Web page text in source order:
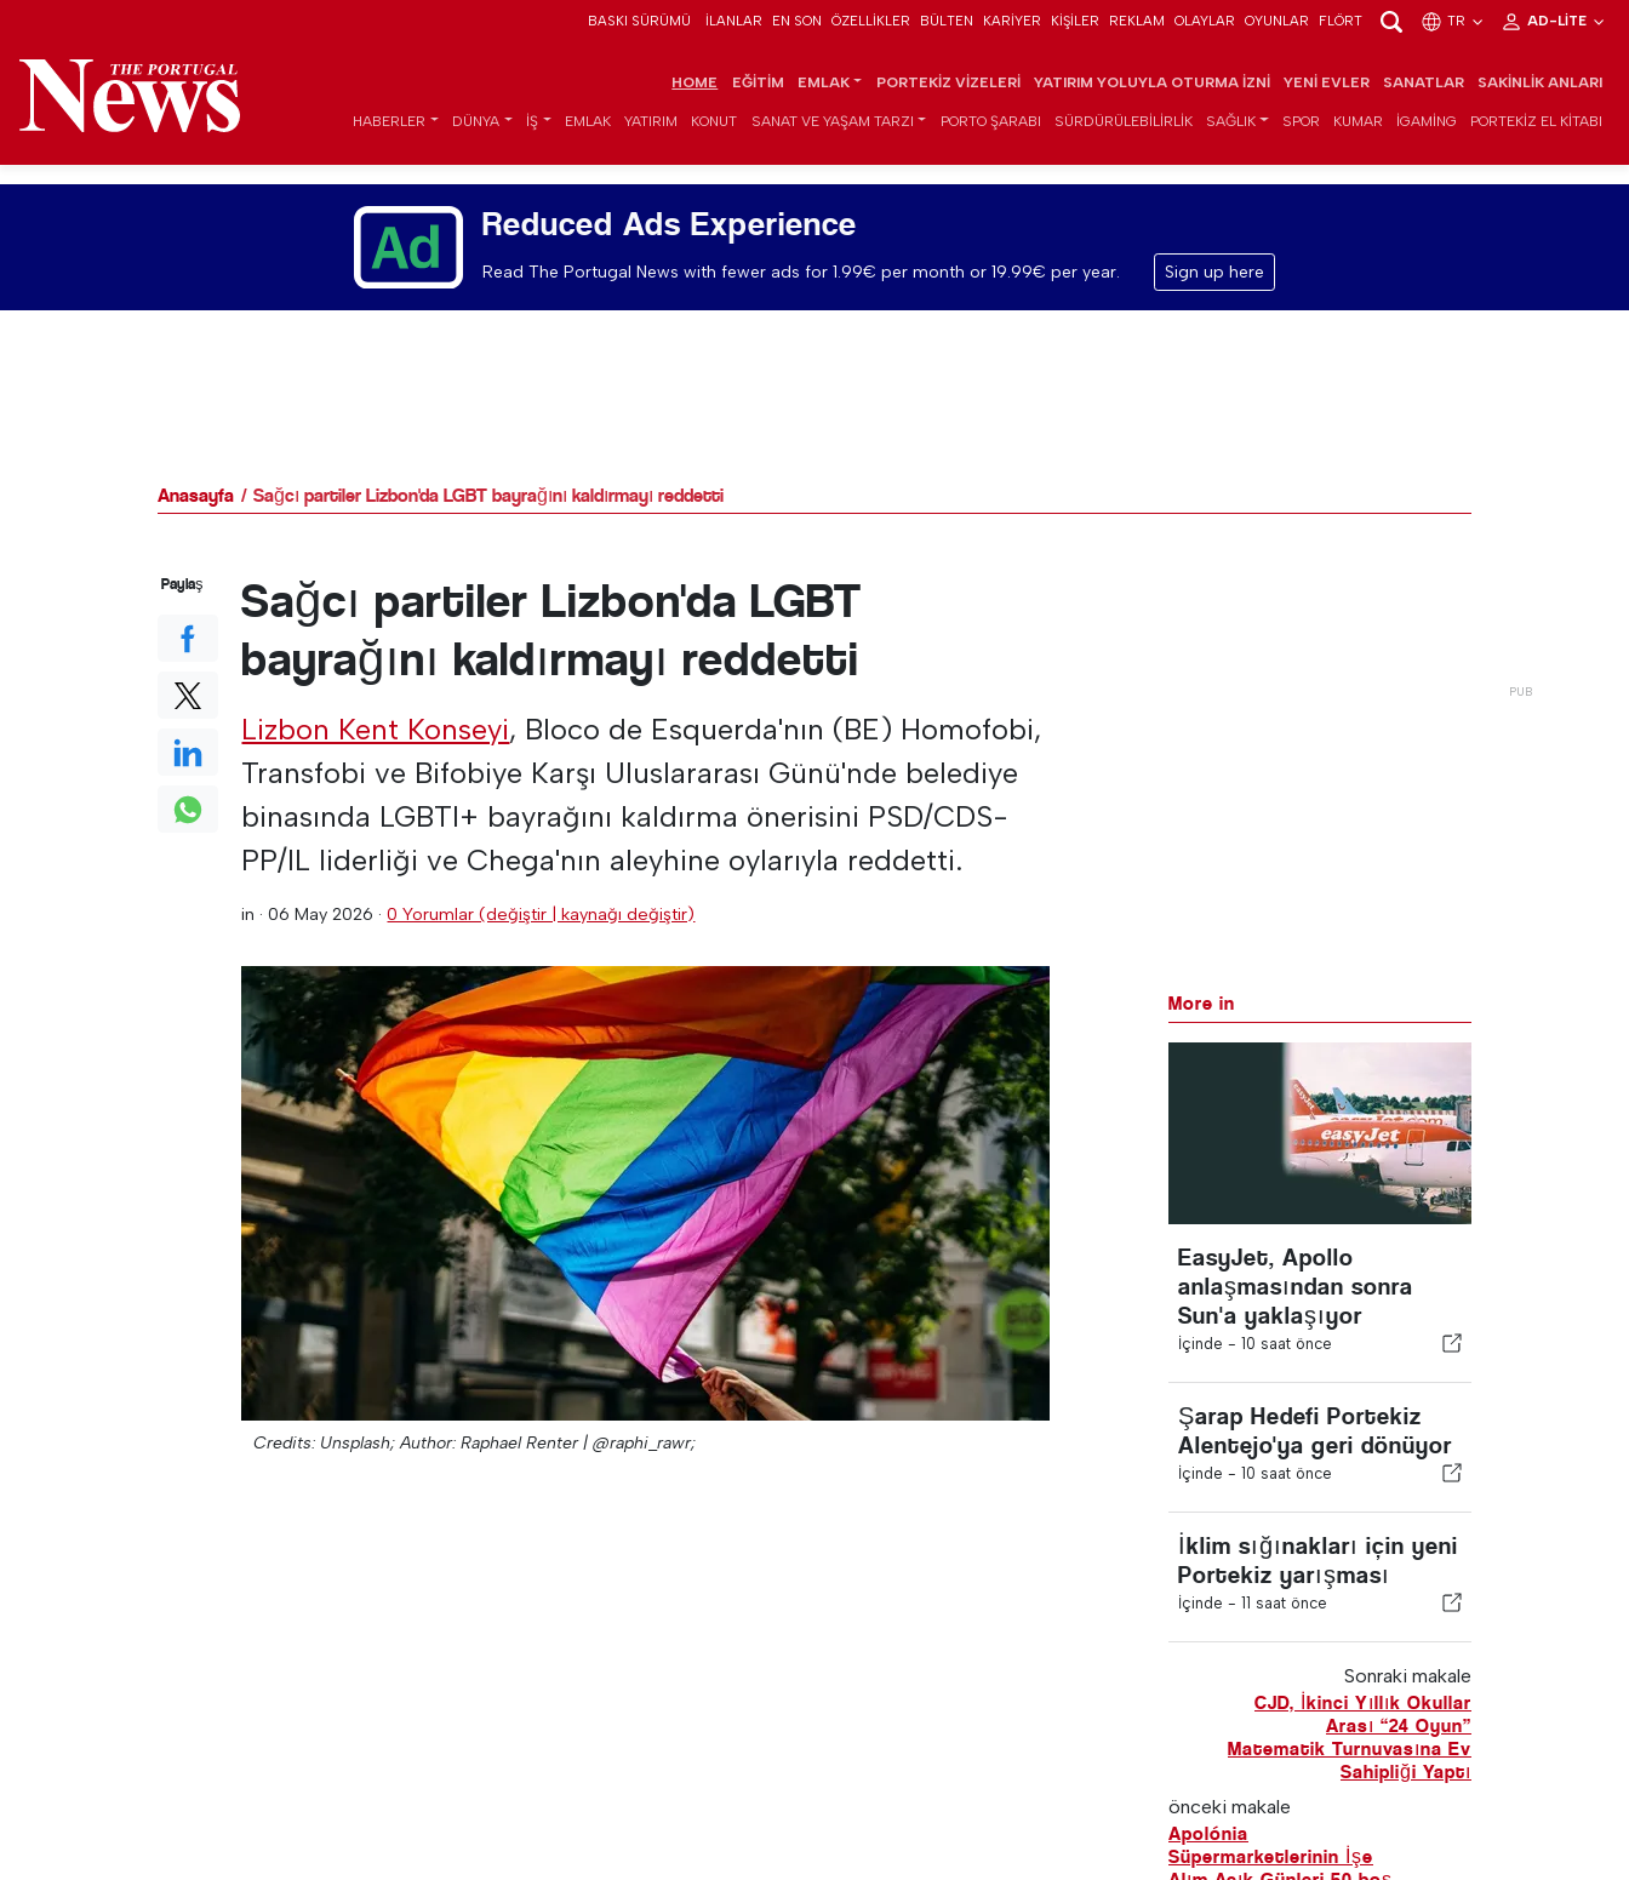
BASKI SÜRÜMÜ İLANLAR EN SON ÖZELLIKLER BÜLTEN KARIYER KIŞILER REKLAM OLAYLAR OYUNLAR FLÖRT TR AD-LITE
HOME EĞITIM EMLAK PORTEKIZ VIZELERI YATIRIM YOLUYLA OTURMA İZNI YENI EVLER SANATLAR SAKINLIK ANLARI
HABERLER DÜNYA İŞ EMLAK YATIRIM KONUT SANAT VE YAŞAM TARZI PORTO ŞARABI SÜRDÜRÜLEBILIRLIK SAĞLIK SPOR KUMAR IGAMING PORTEKIZ EL KITABI
Reduced Ads Experience
Read The Portugal News with fewer ads for 1.99€ per month or 19.99€ per year. Sign up here
Anasayfa Sağcı partiler Lizbon'da LGBT bayrağını kaldırmayı reddetti
Sağcı partiler Lizbon'da LGBT
bayrağını kaldırmayı reddetti
Lizbon Kent Konseyi, Bloco de Esquerda'nın (BE) Homofobi,
Transfobi ve Bifobiye Karşı Uluslararası Günü'nde belediye
binasında LGBTI+ bayrağını kaldırma önerisini PSD/CDS-
PP/IL liderliği ve Chega'nın aleyhine oylarıyla reddetti.
in ·06 May 2026 ·0 Yorumlar (değiştir | kaynağı değiştir)
Credits: Unsplash; Author: Raphael Renter | @raphi_rawr;
Paylaş
More in
EasyJet, Apollo
anlaşmasından sonra
Sun'a yaklaşıyor
İçinde - 10 saat önce
Şarap Hedefi Portekiz
Alentejo'ya geri dönüyor
İçinde - 10 saat önce
İklim sığınakları için yeni
Portekiz yarışması
İçinde - 11 saat önce
Sonraki makale
CJD, İkinci Yıllık Okullar
Arası “24 Oyun”
Matematik Turnuvasına Ev
Sahipliği Yaptı
önceki makale
Apolónia
Süpermarketlerinin İşe